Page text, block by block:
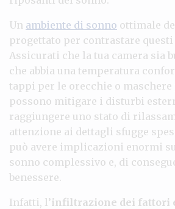
Un ambiente di sonno ottimale
progettato per contrastare
Assicurati che la tua camera sia
che abbia una temperatura
tappi per le orecchie o
possono mitigare i disturbi
raggiungere uno stato di
attenzione ai dettagli sfugge
può avere implicazioni enormi
sonno complessivo e, di
benessere.
Infatti, l’infiltrazione dei fattori